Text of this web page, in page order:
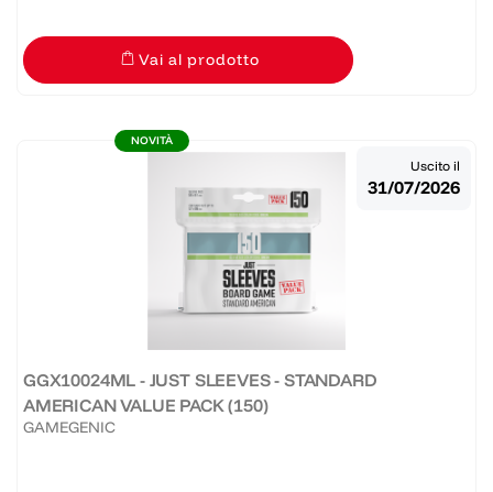
Vai al prodotto
NOVITÀ
GGX10024ML - JUST SLEEVES - STANDARD
AMERICAN VALUE PACK (150)
GAMEGENIC
Uscito il
31/07/2026